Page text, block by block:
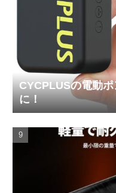
CYCPLUSの電動
に！